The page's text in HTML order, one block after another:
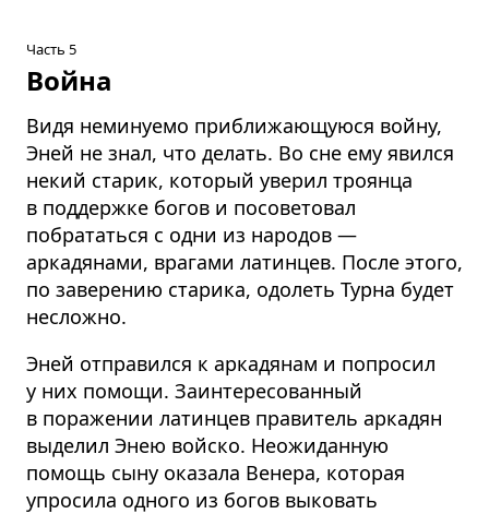
Часть 5
Война
Видя неминуемо приближающуюся войну,
Эней не знал, что делать. Во сне ему явился
некий старик, который уверил троянца
в поддержке богов и посоветовал
побрататься с одни из народов —
аркадянами, врагами латинцев. После этого,
по заверению старика, одолеть Турна будет
несложно.
Эней отправился к аркадянам и попросил
у них помощи. Заинтересованный
в поражении латинцев правитель аркадян
выделил Энею войско. Неожиданную
помощь сыну оказала Венера, которая
упросила одного из богов выковать